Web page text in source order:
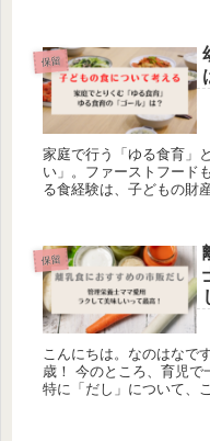
保留
家庭で行う「ゆる食育」
い」。ファーストフード
る食経験は、子どもの財
保留
こんにちは。なのはなで
歳！ 今のところ、育児で
特に「だし」について、